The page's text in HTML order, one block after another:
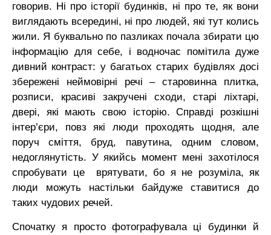
говорив. Ні про історії будинків, ні про те, як вони
виглядають всередині, ні про людей, які тут колись
жили. Я буквально по пазликах почала збирати цю
інформацію для себе, і водночас помітила дуже
дивний контраст: у багатьох старих будівлях досі
збережені неймовірні речі – старовинна плитка,
розписи, красиві закручені сходи, старі ліхтарі,
двері, які мають свою історію. Справді розкішні
інтер’єри, повз які люди проходять щодня, але
поруч сміття, бруд, павутина, одним словом,
недоглянутість. У якийсь момент мені захотілося
спробувати це врятувати, бо я не розуміла, як
люди можуть настільки байдуже ставитися до
таких чудових речей.
Спочатку я просто фотографувала ці будинки й